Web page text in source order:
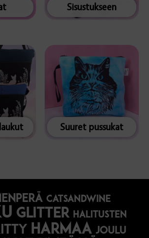
Sisustukseen
Suuret pussukat
catsandwine
glitter halitusten
harmaa joulu